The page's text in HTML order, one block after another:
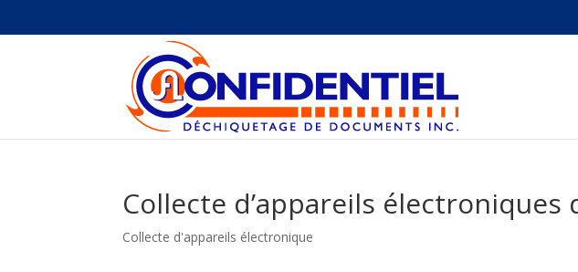
Collecte d’appareils électroniques
Collecte d'appareils électronique